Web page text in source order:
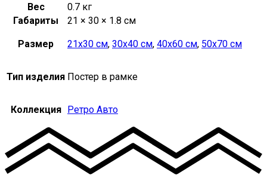
Вес
0.7 кг
Габариты
21 × 30 × 1.8 см
Размер 21х30 см, 30х40 см, 40х60 см, 50х70 см
Тип изделия Постер в рамке
Коллекция Ретро Авто